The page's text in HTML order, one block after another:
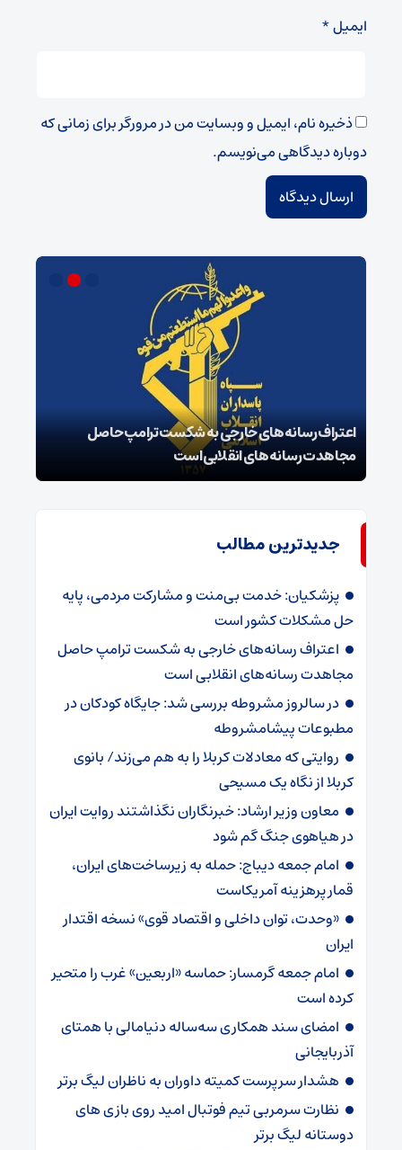
ایمیل*
ذخیره نام، ایمیل و وبسایت من در مرورگر برای زمانی که
دوباره دیدگاهی می‌نویسم.
اعتراف رسانه‌های خارجی به شکست ترامپ حاصل
مجاهدت رسانه‌های انقلابی است
جدیدترین مطالب
پزشکیان: خدمت بی‌منت و مشارکت مردمی، پایه
حل مشکلات کشور است
اعتراف رسانه‌های خارجی به شکست ترامپ حاصل
مجاهدت رسانه‌های انقلابی است
در سالروز مشروطه بررسی شد: جایگاه کودکان در
مطبوعات پیشامشروطه
روایتی که معادلات کربلا را به هم می‌زند/ بانوی
کربلا از نگاه یک مسیحی
معاون وزیر ارشاد: خبرنگاران نگذاشتند روایت ایران
در هیاهوی جنگ گم شود
امام جمعه دیباج: حمله به زیرساخت‌های ایران،
قمار پرهزینه آمریکاست
«وحدت، توان داخلی و اقتصاد قوی» نسخه اقتدار
ایران
امام جمعه گرمسار: حماسه «اربعین» غرب را متحیر
کرده است
امضای سند همکاری سه‌ساله دنیامالی با همتای
آذربایجانی
هشدار سرپرست ‌کمیته داوران به ناظران لیگ برتر
نظارت سرمربی تیم‌ فوتبال امید روی بازی های
دوستانه لیگ برتر